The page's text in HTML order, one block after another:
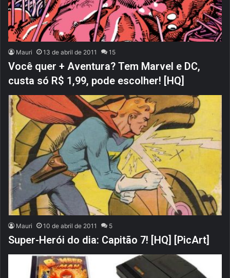
Mauri 13 de abril de 2011 15
Você quer + Aventura? Tem Marvel e DC,
custa só R$ 1,99, pode escolher! [HQ]
Mauri 10 de abril de 2011 5
Super-Herói do dia: Capitão 7! [HQ] [PicArt]